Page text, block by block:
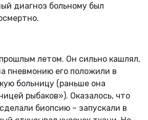
диагноз больному был
летом. Он сильно кашлял,
пневмонию его положили в
больницу (раньше она
рыбаков»). Оказалось, что
биопсию – запускали в